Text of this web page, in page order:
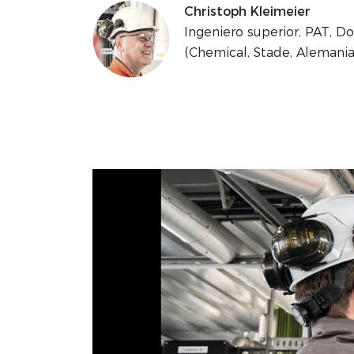
Christoph Kleimeier
Ingeniero superior, PAT,
(Chemical, Stade,